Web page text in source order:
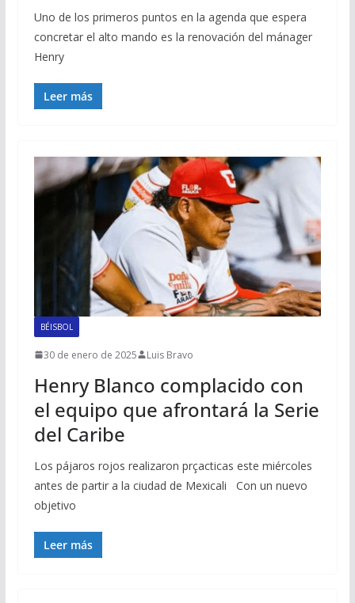
Uno de los primeros puntos en la agenda que espera
concretar el alto mando es la renovación del mánager
Henry
Leer más
BÉISBOL
30 de enero de 2025 Luis Bravo
Henry Blanco complacido con
el equipo que afrontará la Serie
del Caribe
Los pájaros rojos realizaron prçacticas este miércoles
antes de partir a la ciudad de Mexicali Con un nuevo
objetivo
Leer más